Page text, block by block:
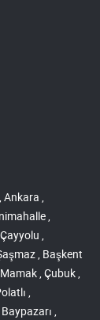
Ankara ,
,
,
, Başkent
, Çubuk ,
,
,